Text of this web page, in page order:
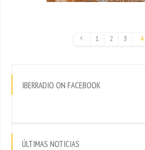
1 2 3 4
IBERRADIO ON FACEBOOK
ÚLTIMAS NOTICIAS